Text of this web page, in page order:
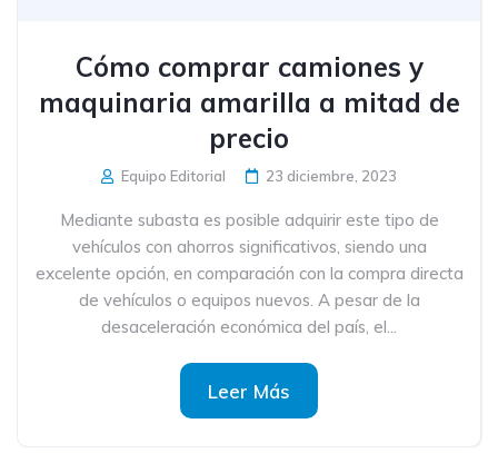
Cómo comprar camiones y
maquinaria amarilla a mitad de
precio
Equipo Editorial 23 diciembre, 2023
Mediante subasta es posible adquirir este tipo de
vehículos con ahorros significativos, siendo una
excelente opción, en comparación con la compra directa
de vehículos o equipos nuevos. A pesar de la
desaceleración económica del país, el...
Leer Más